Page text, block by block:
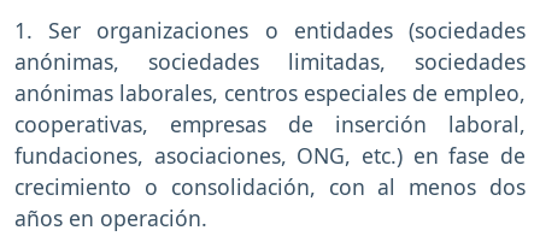
1. Ser organizaciones o entidades (sociedades
anónimas, sociedades limitadas, sociedades
anónimas laborales, centros especiales de empleo,
cooperativas, empresas de inserción laboral,
fundaciones, asociaciones, ONG, etc.) en fase de
crecimiento o consolidación, con al menos dos
años en operación.